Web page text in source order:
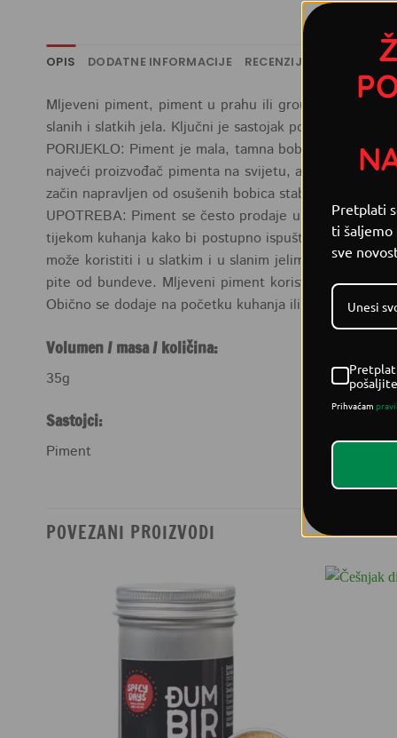
OPIS DODATNE INFORMACIJE RECENZIJE (1)
Mljeveni piment, piment u prahu ili ground allspice
slanih i slatkih jela. Ključni je sastojak popularnog jela
PORIJEKLO: Piment je mala, tamna bobica koja
najveći proizvođač pimenta na svijetu, a začin je
začin napravljen od osušenih bobica stabla pimenta
UPOTREBA: Piment se često prodaje u obliku zrna,
tijekom kuhanja kako bi postupno ispuštale okus.
može koristiti i u slatkim i u slanim jelima. Često se
pite od bundeve. Mljeveni piment koristi se za
Obično se dodaje na početku kuhanja ili pečenja.
Volumen / masa / količina:
35g
Sastojci:
Piment
POVEZANI PROIZVODI
Pretplati
ti šaljemo
sve
Prihvaćam